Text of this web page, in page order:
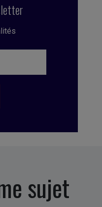
sujet